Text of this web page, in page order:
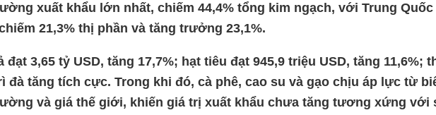
xuất khẩu lớn nhất, chiếm 44,4% tổng kim ngạch, với Trung
21,3% thị phần và tăng trưởng 23,1%.
đạt 3,65 tỷ USD, tăng 17,7%; hạt tiêu đạt 945,9 triệu USD, tăng 11,6%;
đà tăng tích cực. Trong khi đó, cà phê, cao su và gạo chịu áp lực từ
và giá thế giới, khiến giá trị xuất khẩu chưa tăng tương xứng với